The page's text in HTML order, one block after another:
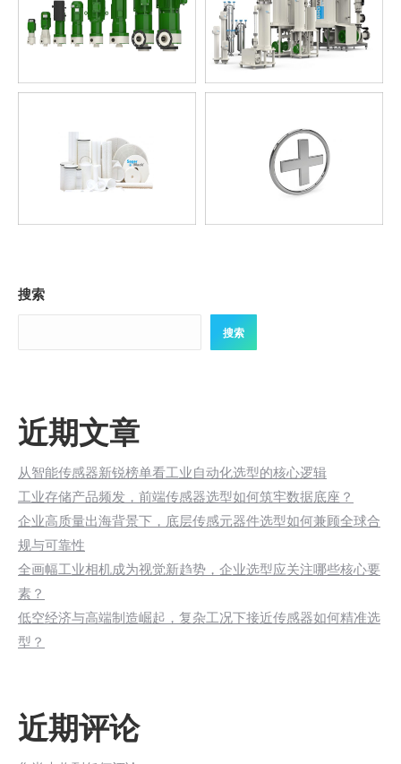
搜索
搜索
近期文章
从智能传感器新锐榜单看工业自动化选型的核心逻辑
工业存储产品频发，前端传感器选型如何筑牢数据底座？
企业高质量出海背景下，底层传感元器件选型如何兼顾全球合
规与可靠性
全画幅工业相机成为视觉新趋势，企业选型应关注哪些核心要
素？
低空经济与高端制造崛起，复杂工况下接近传感器如何精准选
型？
近期评论